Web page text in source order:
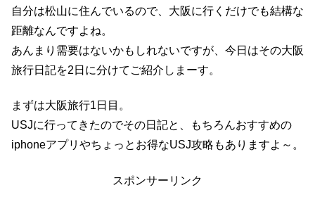
自分は松山に住んでいるので、大阪に行くだけでも結構な
距離なんですよね。
あんまり需要はないかもしれないですが、今日はその大阪
旅行日記を2日に分けてご紹介しまーす。
まずは大阪旅行1日目。
USJに行ってきたのでその日記と、もちろんおすすめの
iphoneアプリやちょっとお得なUSJ攻略もありますよ～。
スポンサーリンク